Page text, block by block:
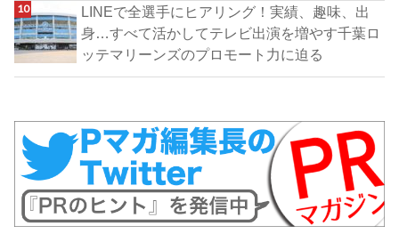
LINEで全選手にヒアリング！実績、趣味、出
身…すべて活かしてテレビ出演を増やす千葉ロ
ッテマリーンズのプロモート力に迫る